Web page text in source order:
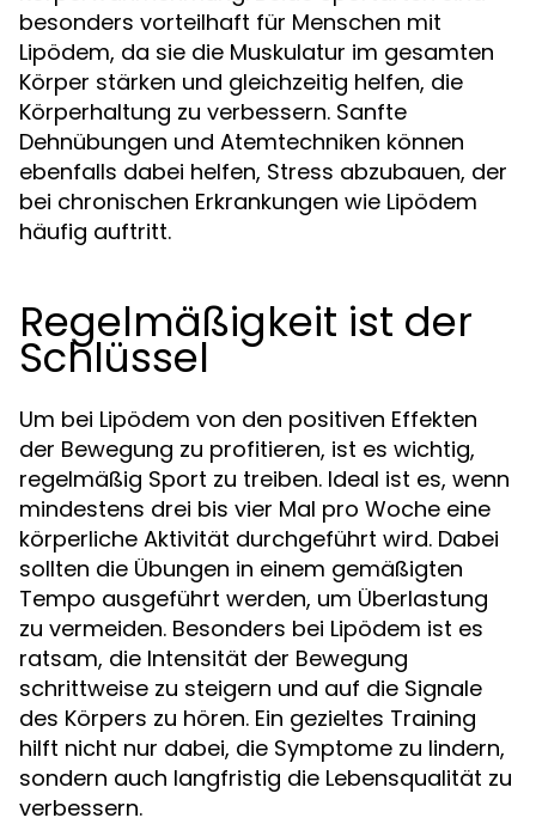
besonders vorteilhaft für Menschen mit
Lipödem, da sie die Muskulatur im gesamten
Körper stärken und gleichzeitig helfen, die
Körperhaltung zu verbessern. Sanfte
Dehnübungen und Atemtechniken können
ebenfalls dabei helfen, Stress abzubauen, der
bei chronischen Erkrankungen wie Lipödem
häufig auftritt.
Regelmäßigkeit ist der
Schlüssel
Um bei Lipödem von den positiven Effekten
der Bewegung zu profitieren, ist es wichtig,
regelmäßig Sport zu treiben. Ideal ist es, wenn
mindestens drei bis vier Mal pro Woche eine
körperliche Aktivität durchgeführt wird. Dabei
sollten die Übungen in einem gemäßigten
Tempo ausgeführt werden, um Überlastung
zu vermeiden. Besonders bei Lipödem ist es
ratsam, die Intensität der Bewegung
schrittweise zu steigern und auf die Signale
des Körpers zu hören. Ein gezieltes Training
hilft nicht nur dabei, die Symptome zu lindern,
sondern auch langfristig die Lebensqualität zu
verbessern.